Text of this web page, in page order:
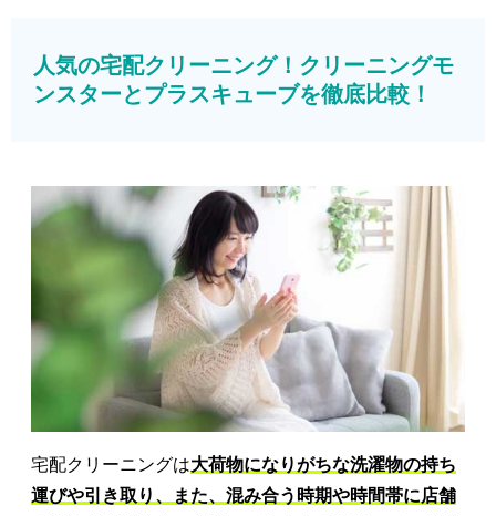
人気の宅配クリーニング！クリーニングモ
ンスターとプラスキューブを徹底比較！
宅配クリーニングは大荷物になりがちな洗濯物の持ち
運びや引き取り、また、混み合う時期や時間帯に店舗